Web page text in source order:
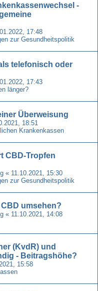
-
17:48
zur Gesundheitspolitik
telefonisch oder
17:43
länger?
Überweisung
18:51
Krankenkassen
CBD-Tropfen
« 11.10.2021, 15:30
zur Gesundheitspolitik
umsehen?
« 11.10.2021, 14:08
(KvdR) und
- Beitragshöhe?
15:58